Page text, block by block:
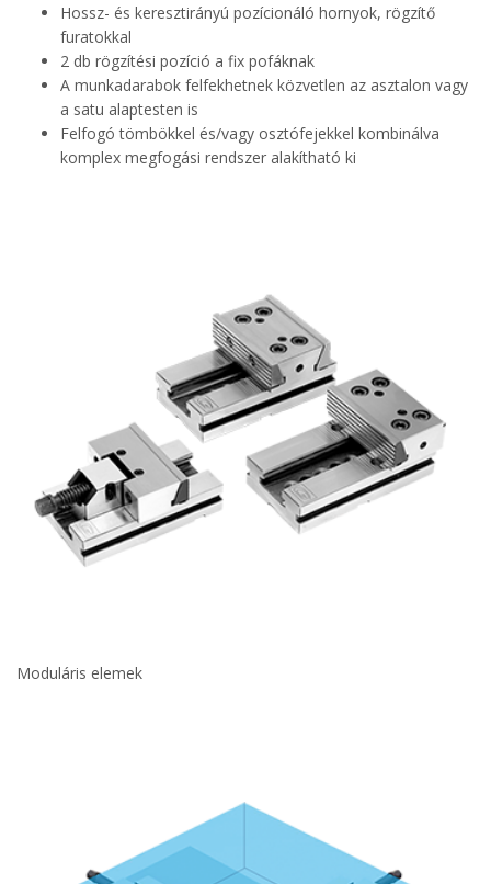
Hossz- és keresztirányú pozícionáló hornyok, rögzítő
furatokkal
2 db rögzítési pozíció a fix pofáknak
A munkadarabok felfekhetnek közvetlen az asztalon vagy
a satu alaptesten is
Felfogó tömbökkel és/vagy osztófejekkel kombinálva
komplex megfogási rendszer alakítható ki
Moduláris elemek